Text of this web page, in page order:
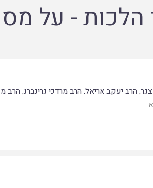
הלכות - על
,הרב יעקב אריאל,הרב מרדכי גרינברג,הרב